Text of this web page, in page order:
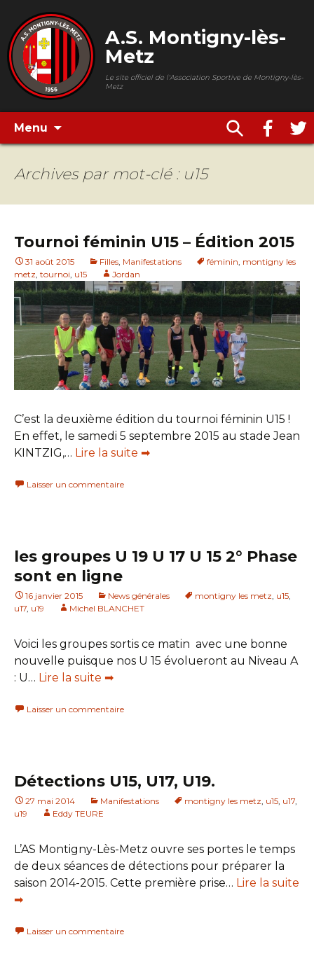
A.S. Montigny-lès-
Metz
Le site officiel de l'Association Sportive de Montigny-lès-
Metz
Menu
Archives par mot-clé : u15
Tournoi féminin U15 – Édition 2015
31 août 2015 Filles, Manifestations féminin, montigny les
metz, tournoi, u15 Jordan
C’est la deuxième édition du tournoi féminin U15 !
En effet, le samedi 5 septembre 2015 au stade Jean
KINTZIG,… Lire la suite ➡
Laisser un commentaire
les groupes U 19 U 17 U 15 2° Phase
sont en ligne
16 janvier 2015 News générales montigny les metz u15
u17 u19 Michel BLANCHET
Voici les groupes sortis ce matin avec une bonne
nouvelle puisque nos U 15 évolueront au Niveau A
: U… Lire la suite ➡
Laisser un commentaire
Détections U15, U17, U19.
27 mai 2014 Manifestations montigny les metz u15 u17
u19
Eddy TEURE
L’AS Montigny-Lès-Metz ouvre ses portes le temps
de deux séances de détections pour préparer la
saison 2014-2015. Cette première prise… Lire la suite
➡
Laisser un commentaire